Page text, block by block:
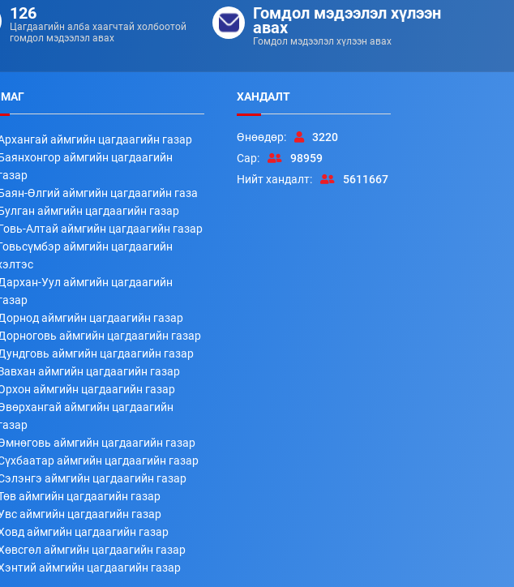
253 253 2026/07/08
Ахлагч Э.Бумбаяр Монгол Улсын Мэргэн цолны
болзол хангалаа
126
Цагдаагийн алба хаагчтай холбоотой
гомдол мэдээлэл авах
Гомдол мэдээлэл хүлээн
авах
Гомдол мэдээлэл хүлээн авах
аймгийн цагдаагийн газар
аймгийн цагдаагийн
Өлгий аймгийн цагдаагийн газа
аймгийн цагдаагийн газар
Алтай аймгийн цагдаагийн газар
аймгийн цагдаагийн
Уул аймгийн цагдаагийн
аймгийн цагдаагийн газар
аймгийн цагдаагийн газар
аймгийн цагдаагийн газар
аймгийн цагдаагийн газар
аймгийн цагдаагийн газар
аймгийн цагдаагийн
аймгийн цагдаагийн газар
аймгийн цагдаагийн газар
аймгийн цагдаагийн газар
аймгийн цагдаагийн газар
аймгийн цагдаагийн газар
аймгийн цагдаагийн газар
аймгийн цагдаагийн газар
аймгийн цагдаагийн газар
ХАНДАЛТ
Өнөөдөр:
3220
Сар:
98959
Нийт хандалт:
5611667